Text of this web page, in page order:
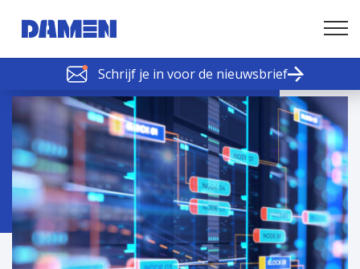
Schrijf je in voor de nieuwsbrief
SCHELDE SCHAKELS
Nieuws of tips